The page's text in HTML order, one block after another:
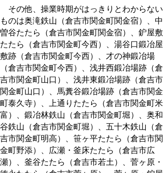
その他、操業時期がはっきりとわからない
ものは奥滝鉄山（倉吉市関金町関金宿）、中
曽谷たたら（倉吉市関金町関金宿）、鈩屋敷
たたら（倉吉市関金町今西）、湯谷口鍛冶屋
敷跡（倉吉市関金町今西）、才の神鍛冶場
（倉吉市関金町今西）、浅井西鍛冶場跡（倉
吉市関金町山口）、浅井東鍛冶場跡（倉吉市
関金町山口）、馬糞谷鍛冶場跡（倉吉市関金
町泰久寺）、上通りたたら（倉吉市関金町米
富）、鍛冶林鉄山（倉吉市関金町堀）、奥和
谷鉄山（倉吉市関金町堀）、五十木鉄山（倉
吉市関金町明高）、笹ヶ平たたら（倉吉市関
金町野添）、広瀬・釜床たたら（倉吉市広
瀬）、釜谷たたら（倉吉市若土）、菅ヶ原・